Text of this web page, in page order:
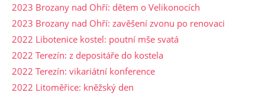
2023 Brozany nad Ohří: dětem o Velikonocích
2023 Brozany nad Ohří: zavěšení zvonu po renovaci
2022 Libotenice kostel: poutní mše svatá
2022 Terezín: z depositáře do kostela
2022 Terezín: vikariátní konference
2022 Litoměřice: kněžský den